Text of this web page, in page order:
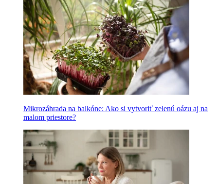
Mikrozáhrada na balkóne: Ako si vytvoriť zelenú oázu aj na
malom priestore?